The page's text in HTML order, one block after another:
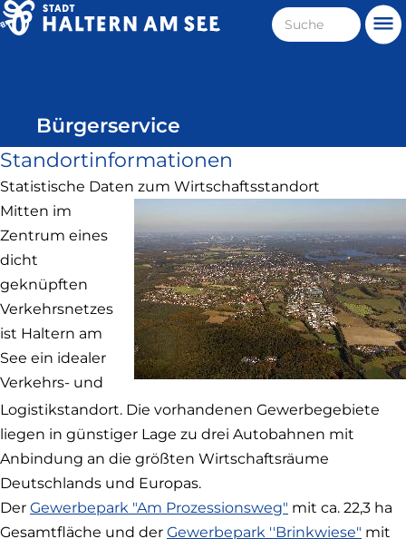
Direkt
zum
Suche
Bürgerservice
Standortinformationen
Statistische Daten zum Wirtschaftsstandort
Mitten im
Zentrum eines
dicht
geknüpften
Verkehrsnetzes
ist Haltern am
See ein idealer
Verkehrs- und
Logistikstandort. Die vorhandenen Gewerbegebiete
liegen in günstiger Lage zu drei Autobahnen mit
Anbindung an die größten Wirtschaftsräume
Deutschlands und Europas.
Der Gewerbepark "Am Prozessionsweg" mit ca. 22,3 ha
Gesamtfläche und der Gewerbepark ''Brinkwiese" mit